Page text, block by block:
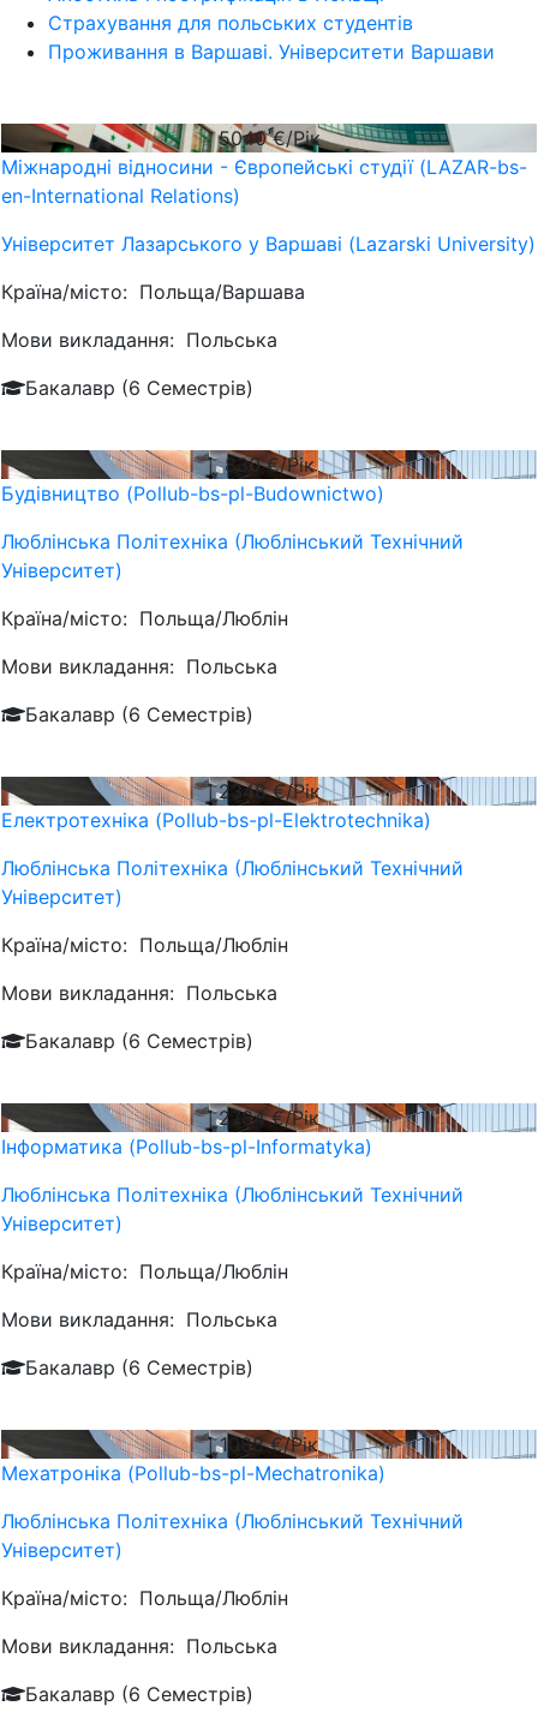
Страхування для польських студентів
Проживання в Варшаві. Університети Варшави
5040€/Рік
Міжнародні відносини - Європейські студії (LAZAR-bs-
en-International Relations)
Університет Лазарського у Варшаві (Lazarski University)
Країна/місто: Польща/Варшава
Мови викладання: Польська
Бакалавр (6 Семестрів)
830€/Рік
Будівництво (Pollub-bs-pl-Budownictwo)
Люблiнська Політехніка (Люблінський Технічний
Університет)
Країна/місто: Польща/Люблін
Мови викладання: Польська
Бакалавр (6 Семестрів)
2348€/Рік
Електротехніка (Pollub-bs-pl-Elektrotechnika)
Люблiнська Політехніка (Люблінський Технічний
Університет)
Країна/місто: Польща/Люблін
Мови викладання: Польська
Бакалавр (6 Семестрів)
2784€/Рік
Інформатика (Pollub-bs-pl-Informatyka)
Люблiнська Політехніка (Люблінський Технічний
Університет)
Країна/місто: Польща/Люблін
Мови викладання: Польська
Бакалавр (6 Семестрів)
1088€/Рік
Мехатроніка (Pollub-bs-pl-Mechatronika)
Люблiнська Політехніка (Люблінський Технічний
Університет)
Країна/місто: Польща/Люблін
Мови викладання: Польська
Бакалавр (6 Семестрів)